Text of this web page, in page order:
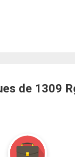
de 1309